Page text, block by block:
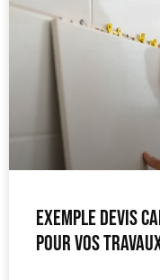
Exemple devis
pour vos